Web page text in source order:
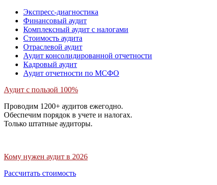
Экспресс-диагностика
Финансовый аудит
Комплексный аудит с налогами
Стоимость аудита
Отраслевой аудит
Аудит консолидированной отчетности
Кадровый аудит
Аудит отчетности по МСФО
Аудит с пользой 100%
Проводим 1200+ аудитов ежегодно.
Обеспечим порядок в учете и налогах.
Только штатные аудиторы.
Кому нужен аудит в 2026
Рассчитать стоимость